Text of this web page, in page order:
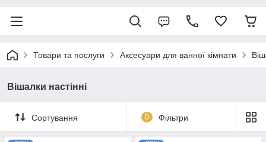
Товари та послуги Аксесуари для ванної кімнати
Вішалки настінні
Сортування 0 Фільтри